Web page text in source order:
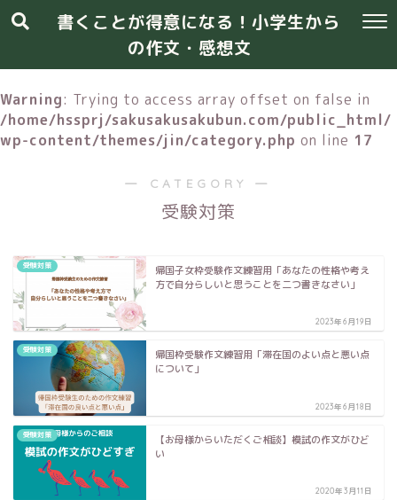
書くことが得意になる！小学生から
の作文・感想文
Warning: Trying to access array offset on false in
/home/hssprj/sakusakusakubun.com/public_html/
wp-content/themes/jin/category.php on line 17
― CATEGORY ―
受験対策
受験対策
帰国子女枠受験作文練習用「あなたの性格や考え
方で自分らしいと思うことを二つ書きなさい」
2023年6月19日
受験対策
帰国枠受験作文練習用「滞在国のよい点と悪い点
について」
2023年6月18日
受験対策
【お母様からいただくご相談】模試の作文がひど
い
2020年3月11日